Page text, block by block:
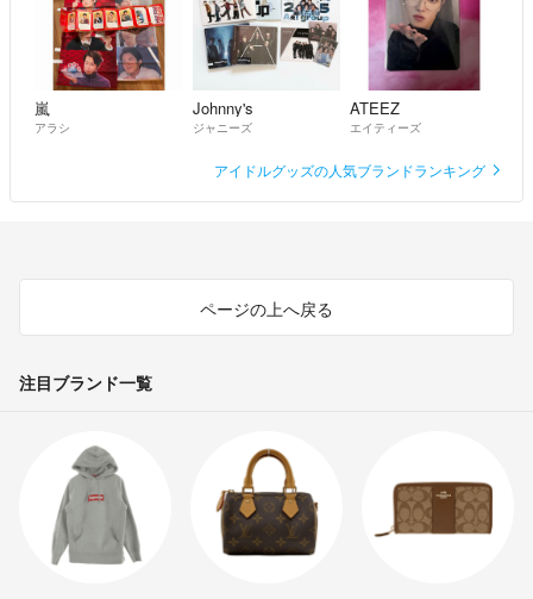
嵐
アラシ
Johnny's
ジャニーズ
ATEEZ
エイティーズ
アイドルグッズの人気ブランドランキング
ページの上へ戻る
注目ブランド一覧